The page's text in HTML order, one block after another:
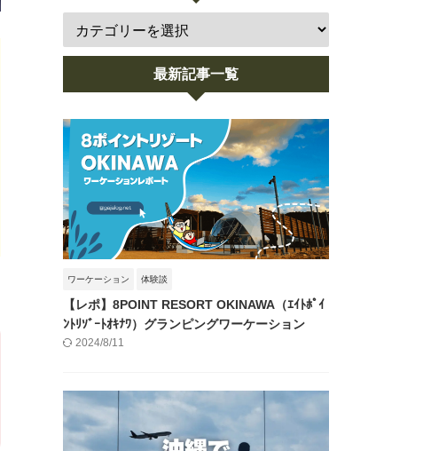
最新記事一覧
ワーケーション 体験談
【レポ】8POINT RESORT OKINAWA（ｴｲﾄﾎﾟｲ
ﾝﾄﾘｿﾞｰﾄｵｷﾅﾜ）グランピングワーケーション
2024/8/11